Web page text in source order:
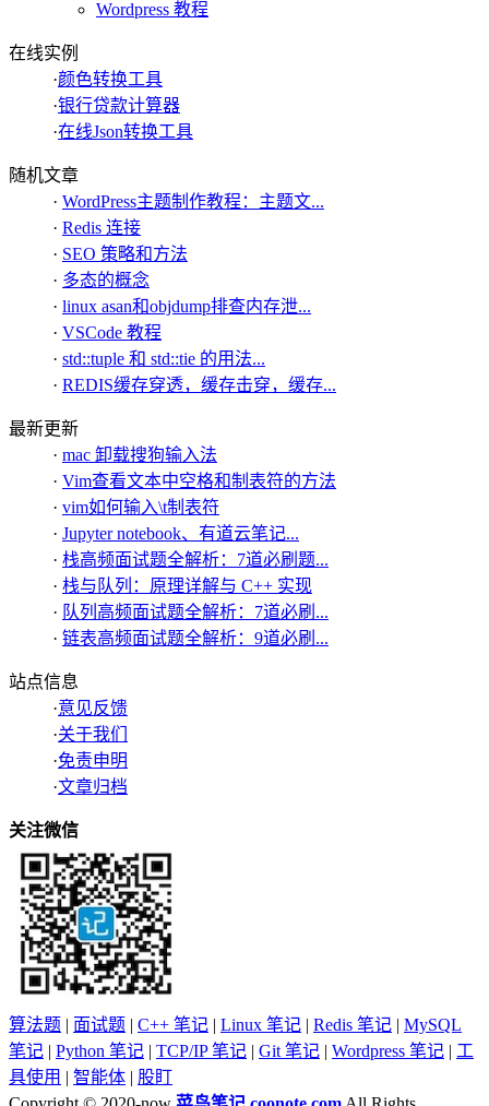
Wordpress 教程
在线实例
·颜色转换工具
·银行贷款计算器
·在线Json转换工具
随机文章
· WordPress主题制作教程：主题文...
· Redis 连接
· SEO 策略和方法
· 多态的概念
· linux asan和objdump排查内存泄...
· VSCode 教程
· std::tuple 和 std::tie 的用法...
· REDIS缓存穿透，缓存击穿，缓存...
最新更新
· mac 卸载搜狗输入法
· Vim查看文本中空格和制表符的方法
· vim如何输入\t制表符
· Jupyter notebook、有道云笔记...
· 栈高频面试题全解析：7道必刷题...
· 栈与队列：原理详解与 C++ 实现
· 队列高频面试题全解析：7道必刷...
· 链表高频面试题全解析：9道必刷...
站点信息
·意见反馈
·关于我们
·免责申明
·文章归档
关注微信
算法题 | 面试题 | C++ 笔记 | Linux 笔记 | Redis 笔记 | MySQL
笔记 | Python 笔记 | TCP/IP 笔记 | Git 笔记 | Wordpress 笔记 | 工
具使用 | 智能体 | 股盯